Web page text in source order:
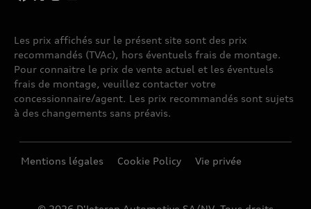
Les prix affichés sur le présent site sont des prix
recommandés (TVAc), hors éventuels frais de montage.
Pour connaitre le prix de vente actuel et les éventuels
frais de montage, veuillez contacter votre
concessionnaire/agent. Les prix recommandés sont sujets
à des changements sans préavis.
Mentions légales Cookie Policy Vie privée